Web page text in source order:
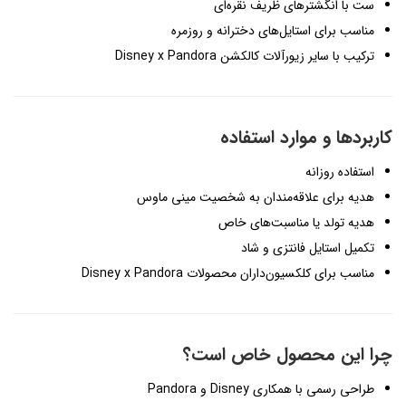
ست با انگشترهای ظریف نقره‌ای
مناسب برای استایل‌های دخترانه و روزمره
ترکیب با سایر زیورآلات کالکشن Disney x Pandora
کاربردها و موارد استفاده
استفاده روزانه
هدیه برای علاقه‌مندان به شخصیت مینی ماوس
هدیه تولد یا مناسبت‌های خاص
تکمیل استایل فانتزی و شاد
مناسب برای کلکسیون‌داران محصولات Disney x Pandora
چرا این محصول خاص است؟
طراحی رسمی با همکاری Disney و Pandora